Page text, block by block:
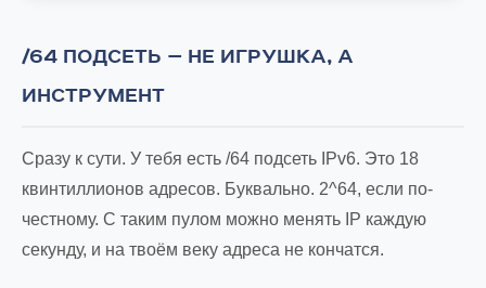
/64 ПОДСЕТЬ — НЕ ИГРУШКА, А
ИНСТРУМЕНТ
Сразу к сути. У тебя есть /64 подсеть IPv6. Это 18
квинтиллионов адресов. Буквально. 2^64, если по-
честному. С таким пулом можно менять IP каждую
секунду, и на твоём веку адреса не кончатся.